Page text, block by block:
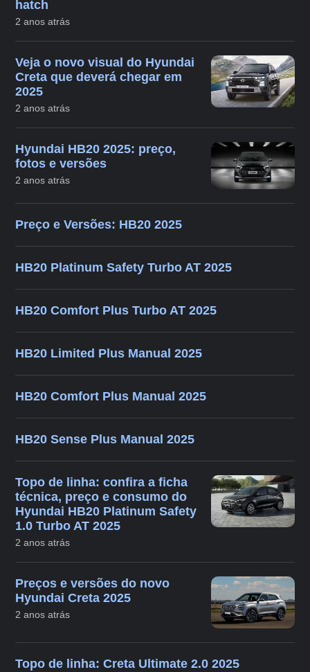
hatch
2 anos atrás
Veja o novo visual do Hyundai
Creta que deverá chegar em
2025
2 anos atrás
Hyundai HB20 2025: preço,
fotos e versões
2 anos atrás
Preço e Versões: HB20 2025
HB20 Platinum Safety Turbo AT 2025
HB20 Comfort Plus Turbo AT 2025
HB20 Limited Plus Manual 2025
HB20 Comfort Plus Manual 2025
HB20 Sense Plus Manual 2025
Topo de linha: confira a ficha
técnica, preço e consumo do
Hyundai HB20 Platinum Safety
1.0 Turbo AT 2025
2 anos atrás
Preços e versões do novo
Hyundai Creta 2025
2 anos atrás
Topo de linha: Creta Ultimate 2.0 2025